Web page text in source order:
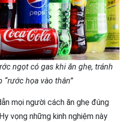
ngọt có gas khi ăn ghẹ, tránh
“rước họa vào thân”
mọi người cách ăn ghẹ đúng
vọng những kinh nghiệm này